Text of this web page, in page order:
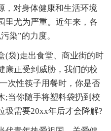
，对身体健康和生活环境
里尤为严重。近年来，各
染”的力度。
(袋)走出食堂、商业街的时
康正受到威胁，我们的校
次性筷子用餐时，你是否
;当你随手将塑料袋扔到校
圾需要20xx年后才会降解?